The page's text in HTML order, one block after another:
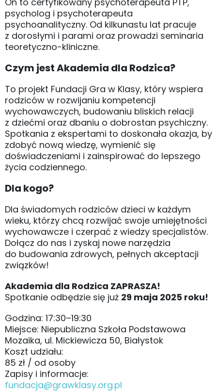
psycholog i psychoterapeuta
psychoanalityczny. Od kilkunastu lat pracuje
z dorosłymi i parami oraz prowadzi seminaria
teoretyczno-kliniczne.
Czym jest Akademia dla Rodzica?
To projekt Fundacji Gra w Klasy, który wspiera
rodziców w rozwijaniu kompetencji
wychowawczych, budowaniu bliskich relacji
z dziećmi oraz dbaniu o dobrostan psychiczny.
Spotkania z ekspertami to doskonała okazja, by
zdobyć nową wiedzę, wymienić się
doświadczeniami i zainspirować do lepszego
życia codziennego.
Dla kogo?
Dla świadomych rodziców dzieci w każdym
wieku, którzy chcą rozwijać swoje umiejętności
wychowawcze i czerpać z wiedzy specjalistów.
Dołącz do nas i zyskaj nowe narzędzia
do budowania zdrowych, pełnych akceptacji
związków!
Akademia dla Rodzica ZAPRASZA!
Spotkanie odbędzie się już 29 maja 2025 roku!
Godzina: 17:30–19:30
Miejsce: Niepubliczna Szkoła Podstawowa
Mozaika, ul. Mickiewicza 50, Białystok
Koszt udziału:
85 zł / od osoby
Zapisy i informacje:
fundacja@grawklasy.org.pl